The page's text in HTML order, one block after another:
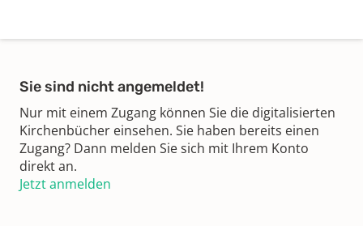
Sie sind nicht angemeldet!
Nur mit einem Zugang können Sie die digitalisierten
Kirchenbücher einsehen. Sie haben bereits einen
Zugang? Dann melden Sie sich mit Ihrem Konto
direkt an.
Jetzt anmelden